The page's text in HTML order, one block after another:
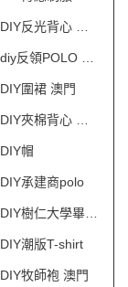
DIY圍裙 澳門
DIY帽
DIY承建商polo
DIY潮版T-shirt
DIY牧師袍 澳門